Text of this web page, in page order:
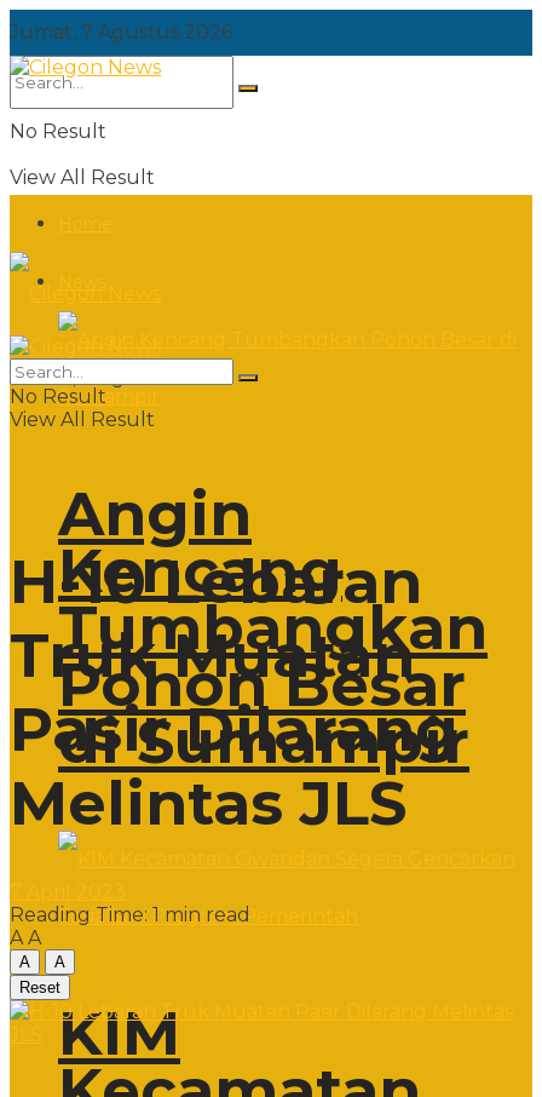
Jumat, 7 Agustus 2026
No Result
View All Result
Angin
Kencang
Tumbangkan
Pohon Besar
di Sumampir
KIM
Jumat, 7 Agustus 2026
No Result
View All Result
H-10 Lebaran
Truk Muatan
Pasir Dilarang
Melintas JLS
Reading Time: 1 min read
A A
A
A
Reset